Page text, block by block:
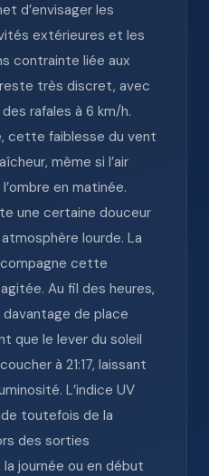
d’envisager les
extérieures et les
contrainte liée aux
très discret, avec
rafales à 6 km/h.
cette faiblesse du vent
même si l’air
en matinée.
une certaine douceur
atmosphère lourde. La
cette
Au fil des heures,
de place
que le lever du soleil
à 21:17, laissant
L’indice UV
toutefois de la
des sorties
journée ou en début